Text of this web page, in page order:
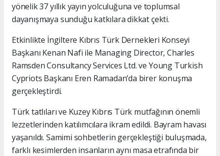
yönelik 37 yıllık yayın yolculuğuna ve toplumsal
dayanışmaya sunduğu katkılara dikkat çekti.
Etkinlikte İngiltere Kıbrıs Türk Dernekleri Konseyi
Başkanı Kenan Nafi ile Managing Director, Charles
Ramsden Consultancy Services Ltd. ve Young Turkish
Cypriots Başkanı Eren Ramadan’da birer konuşma
gerçekleştirdi.
Türk tatlıları ve Kuzey Kıbrıs Türk mutfağının önemli
lezzetlerinden katılımcılara ikram edildi. Bayram havası
yaşanıldı. Samimi sohbetlerin gerçekleştiği buluşmada,
farklı kesimlerden insanların aynı masa etrafında bir